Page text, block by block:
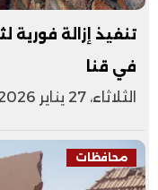
تنفيذ إزالة فورية
في قنا
الثلاثاء، 27 يناير 2026 10:20 م
محافظات